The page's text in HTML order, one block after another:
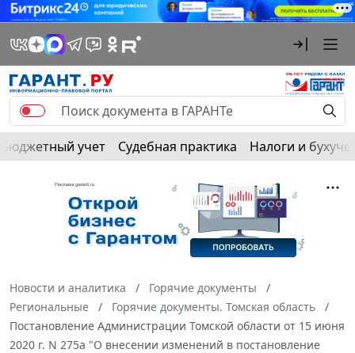
Бюджетный учет Судебная практика Налоги и
Новости и аналитика
Горячие документы
Региональные
Горячие документы. Томская область
Постановление Администрации Томской области от 15 июня
2020 г. N 275а "О внесении изменений в постановление